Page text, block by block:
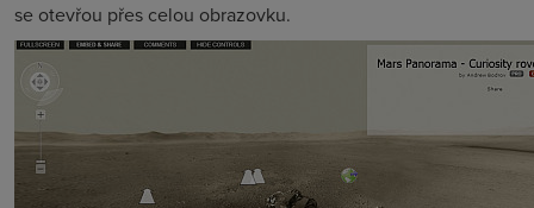
se otevřou přes celou obrazovku.